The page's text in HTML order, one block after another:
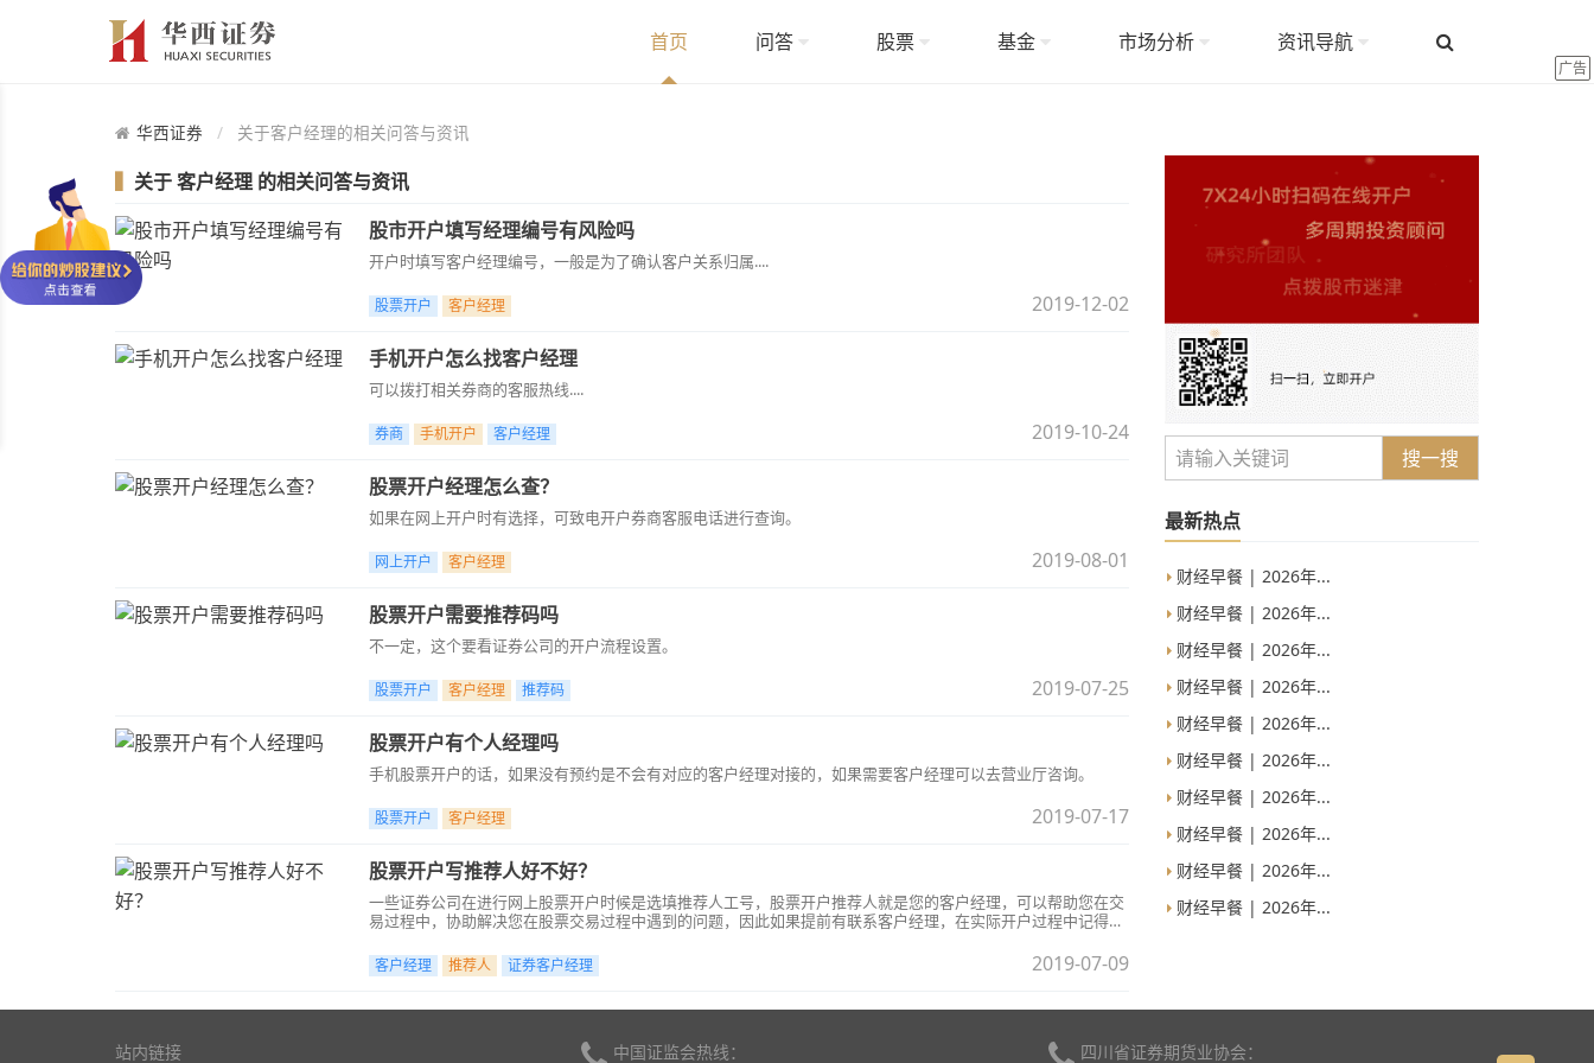
首页 问答 股票 基金 市场分析 资讯导航
广告
华西证券 关于客户经理的相关问答与资讯
关于客户经理 的相关问答与资讯
股市开户填写经理编号有风险吗
开户时填写客户经理编号，一般是为了确认客户关系归属....
股票开户 客户经理 2019-12-02
手机开户怎么找客户经理
​可以拨打相关券商的客服热线....
券商 手机开户 客户经理 2019-10-24
股票开户经理怎么查？
如果在网上开户时有选择，可致电开户券商客服电话进行查询。
网上开户 客户经理 2019-08-01
股票开户需要推荐码吗
不一定，这个要看证券公司的开户流程设置。
股票开户 客户经理 推荐码 2019-07-25
股票开户有个人经理吗
手机股票开户的话，如果没有预约是不会有对应的客户经理对接的，如果需要客户经理可以去营业厅咨询。
股票开户 客户经理 2019-07-17
股票开户写推荐人好不好？
一些证券公司在进行网上股票开户时候是选填推荐人工号，股票开户推荐人就是您的客户经理，可以帮助您在交
易过程中，协助解决您在股票交易过程中遇到的问题，因此如果提前有联系客户经理，在实际开户过程中记得填
客户经理 推荐人 证券客户经理 2019-07-09
搜一搜
最新热点
财经早餐 | 2026年...
财经早餐 | 2026年...
财经早餐 | 2026年...
财经早餐 | 2026年...
财经早餐 | 2026年...
财经早餐 | 2026年...
财经早餐 | 2026年...
财经早餐 | 2026年...
财经早餐 | 2026年...
财经早餐 | 2026年...
站内链接 中国证监会热线： 四川省证券期货业协会：